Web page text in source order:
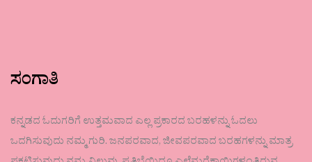
ಸಂಗಾತಿ
ಕನ್ನಡದ ಓದುಗರಿಗೆ ಉತ್ತಮವಾದ ಎಲ್ಲ ಪ್ರಕಾರದ ಬರಹಳನ್ನು ಓದಲು
ಒದಗಿಸುವುದು ನಮ್ಮ ಗುರಿ. ಜನಪರವಾದ, ಜೀವಪರವಾದ ಬರಹಗಳನ್ನು ಮಾತ್ರ